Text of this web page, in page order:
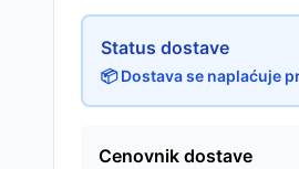
Status dostave
📦 Dostava se naplaćuje
Cenovnik dostave